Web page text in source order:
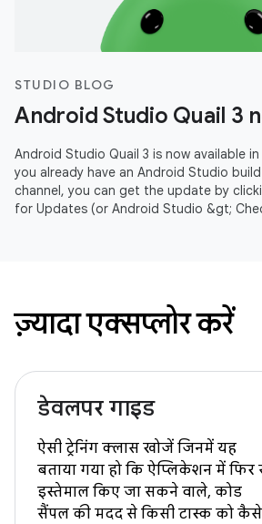
STUDIO BLOG
Android Studio Quail 3
Android Studio Quail 3 is now available
you already have an Android Studio
channel, you can get the update by
for Updates (or Android Studio &gt;
ज़्यादा एक्सप्लोर करें
डेवलपर गाइड
ऐसी ट्रेनिंग क्लास खोजें जिनमें यह
बताया गया हो कि ऐप्लिकेशन में फिर
इस्तेमाल किए जा सकने वाले, कोड
सैंपल की मदद से किसी टास्क को कैसे